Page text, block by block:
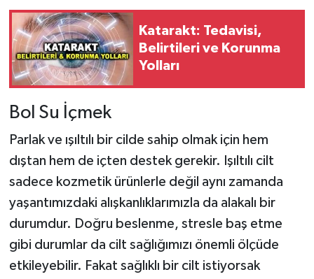
Katarakt: Tedavisi,
Belirtileri ve Korunma
Yolları
Bol Su İçmek
Parlak ve ışıltılı bir cilde sahip olmak için hem
dıştan hem de içten destek gerekir. Işıltılı cilt
sadece kozmetik ürünlerle değil aynı zamanda
yaşantımızdaki alışkanlıklarımızla da alakalı bir
durumdur. Doğru beslenme, stresle baş etme
gibi durumlar da cilt sağlığımızı önemli ölçüde
etkileyebilir. Fakat sağlıklı bir cilt istiyorsak